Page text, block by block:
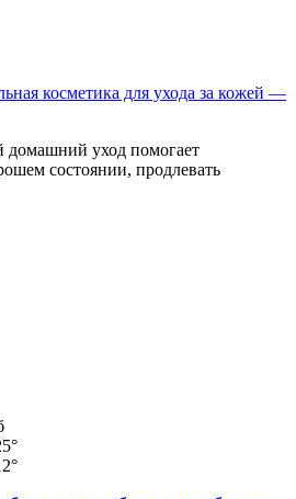
косметика для ухода за кожей —
уход помогает
состоянии, продлевать